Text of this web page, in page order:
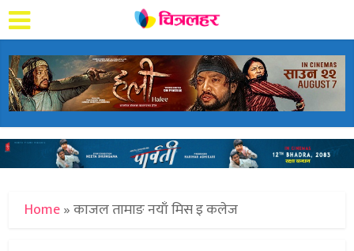
Home»काजल तामाङ नयाँ मिस इ कलेज